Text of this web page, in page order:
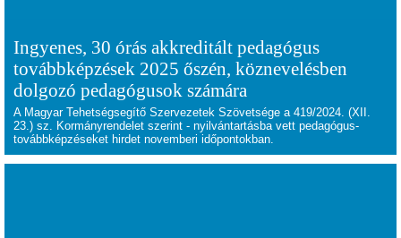
Ingyenes, 30 órás akkreditált pedagógus
továbbképzések 2025 őszén, köznevelésben
dolgozó pedagógusok számára
A Magyar Tehetségsegítő Szervezetek Szövetsége a 419/2024. (XII.
23.) sz. Kormányrendelet szerint - nyilvántartásba vett pedagógus-
továbbképzéseket hirdet novemberi időpontokban.